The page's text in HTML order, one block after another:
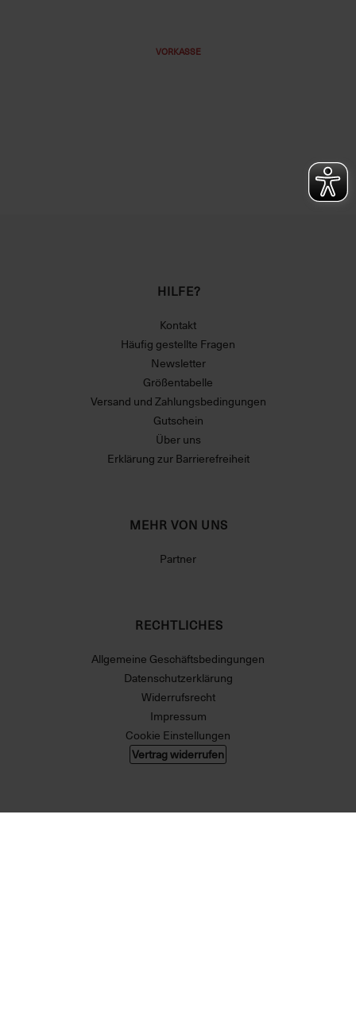
VORKASSE
HILFE?
Kontakt
Häufig gestellte Fragen
Newsletter
Größentabelle
Versand und Zahlungsbedingungen
Gutschein
Über uns
Erklärung zur Barrierefreiheit
MEHR VON UNS
Partner
RECHTLICHES
Allgemeine Geschäftsbedingungen
Datenschutzerklärung
Widerrufsrecht
Impressum
Cookie Einstellungen
Vertrag widerrufen